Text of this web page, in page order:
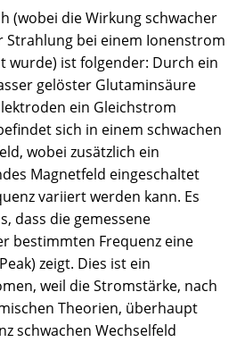
(wobei die Wirkung schwacher
Strahlung bei einem Ionenstrom
wurde) ist folgender: Durch ein
gelöster Glutaminsäure
ein Gleichstrom
sich in einem schwachen
wobei zusätzlich ein
Magnetfeld eingeschaltet
variiert werden kann. Es
dass die gemessene
bestimmten Frequenz eine
zeigt. Dies ist ein
weil die Stromstärke, nach
Theorien, überhaupt
schwachen Wechselfeld